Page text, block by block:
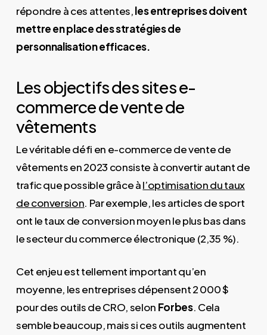
répondre à ces attentes,les entreprises doivent
mettre en place des stratégies de
personnalisation efficaces.
Les objectifs des sites e-
commerce de vente de
vêtements
Le véritable défi en e-commerce de vente de
vêtements en 2023 consiste à convertir autant de
trafic que possible grâce àl’optimisation du taux
de conversion. Par exemple, les articles de sport
ont le taux de conversion moyen le plus bas dans
le secteur du commerce électronique (2,35 %).
Cet enjeu est tellement important qu’en
moyenne, les entreprises dépensent 2 000 $
pour des outils de CRO, selon Forbes. Cela
semble beaucoup, mais si ces outils augmentent